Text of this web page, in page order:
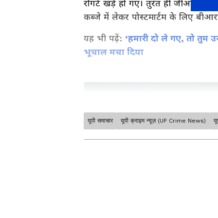
रोंगटे खड़े हो गए। तुरंत ही जीआरपी
कब्जे में लेकर पोस्टमार्टम के लिए
यह भी पढ़ें: ‘हमारी दो ले गए, तो तुम
भूचाल मचा दिया
उत्तर प्रदेश में हो रही राजनीतिक
यूपी समाचार यूपी क्राइम न्यूज़ (UP Crime News)